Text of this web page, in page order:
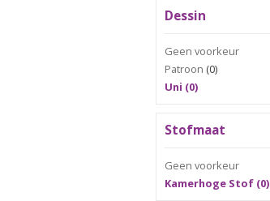
Dessin
Geen voorkeur
Patroon (0)
Uni (0)
Stofmaat
Geen voorkeur
Kamerhoge Stof (0)